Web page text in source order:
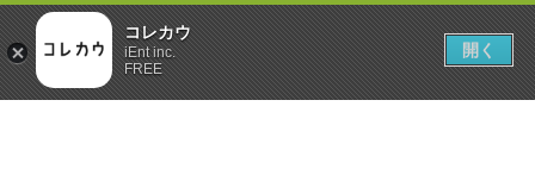
コレカウ
iEnt inc.
FREE
開く